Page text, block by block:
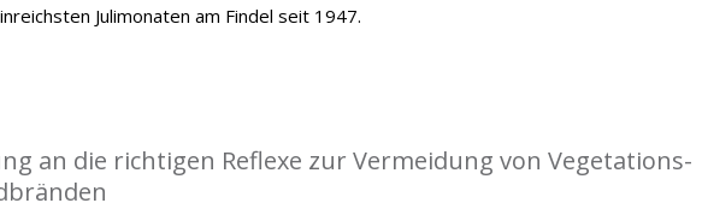
Julimonaten am Findel seit 1947.
an die richtigen Reflexe zur Vermeidung von Vegetations-